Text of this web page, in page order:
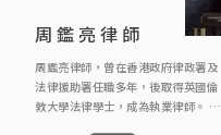
周鑑亮律師
周鑑亮律師，曾在香港政府律政署及
法律援助署任職多年，後取得英國倫
敦大學法律學士，成為執業律師。 周